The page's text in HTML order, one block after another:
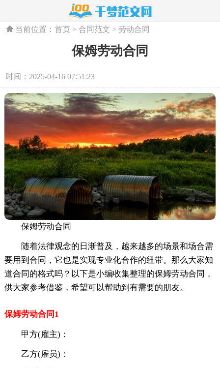
当前位置：首页 >合同范文 >劳动合同
保姆劳动合同
时间：2025-04-16 07:51:23
保姆劳动合同
随着法律观念的日渐普及，越来越多的场景和场合需
要用到合同，它也是实现专业化合作的纽带。那么大家知
道合同的格式吗？以下是小编收集整理的保姆劳动合同，
供大家参考借鉴，希望可以帮助到有需要的朋友。
保姆劳动合同1
甲方(雇主)：
乙方(雇员)：